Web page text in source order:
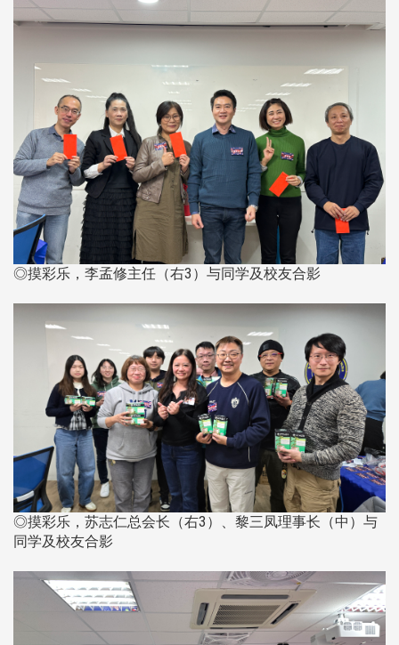
◎摸彩乐，李孟修主任（右3）与同学及校友合影
◎摸彩乐，苏志仁总会长（右3）、黎三凤理事长（中）与
同学及校友合影